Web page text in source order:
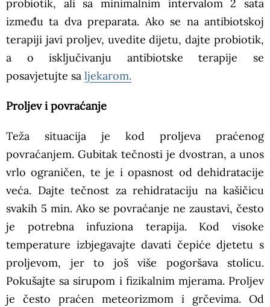
probiotik, ali sa minimalnim intervalom 2 sata
između ta dva preparata. Ako se na antibiotskoj
terapiji javi proljev, uvedite dijetu, dajte probiotik,
a o isključivanju antibiotske terapije se
posavjetujte sa ljekarom.
Proljev i povraćanje
Teža situacija je kod proljeva praćenog
povraćanjem. Gubitak tečnosti je dvostran, a unos
vrlo ograničen, te je i opasnost od dehidratacije
veća. Dajte tečnost za rehidrataciju na kašičicu
svakih 5 min. Ako se povraćanje ne zaustavi, često
je potrebna infuziona terapija. Kod visoke
temperature izbjegavajte davati čepiće djetetu s
proljevom, jer to još više pogoršava stolicu.
Pokušajte sa sirupom i fizikalnim mjerama. Proljev
je često praćen meteorizmom i grčevima. Od